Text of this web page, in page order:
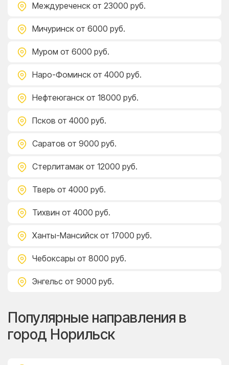
Междуреченск от 23000 руб.
Мичуринск от 6000 руб.
Муром от 6000 руб.
Наро-Фоминск от 4000 руб.
Нефтеюганск от 18000 руб.
Псков от 4000 руб.
Саратов от 9000 руб.
Стерлитамак от 12000 руб.
Тверь от 4000 руб.
Тихвин от 4000 руб.
Ханты-Мансийск от 17000 руб.
Чебоксары от 8000 руб.
Энгельс от 9000 руб.
Популярные направления в
город Норильск